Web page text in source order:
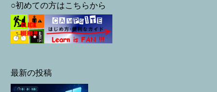
○初めての方はこちらから
最新の投稿